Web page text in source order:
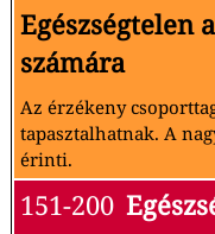
Egészségtelen
számára
Az érzékeny
tapasztalhatnak. A
érinti.
151-200